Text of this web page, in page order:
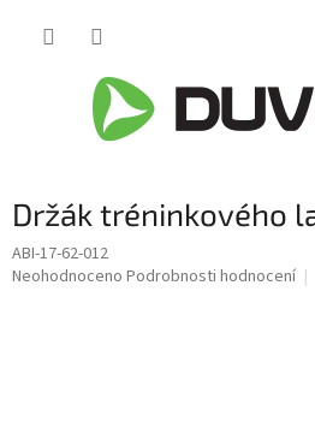
Držák tréninkového
ABI-17-62-012
Průměrné
Neohodnoceno Podrobnosti hodnocení